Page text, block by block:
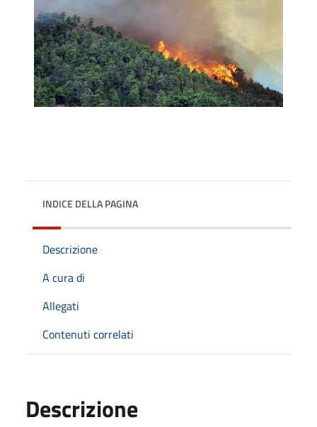
INDICE DELLA PAGINA
Descrizione
A cura di
Allegati
Contenuti correlati
Descrizione